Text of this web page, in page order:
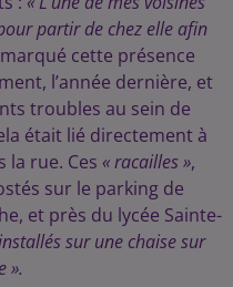
partir de chez elle afin
cette présence
l’année dernière, et
troubles au sein de
était lié directement à
la rue. Ces « racailles »,
sur le parking de
et près du lycée Sainte-
sur une chaise sur
».